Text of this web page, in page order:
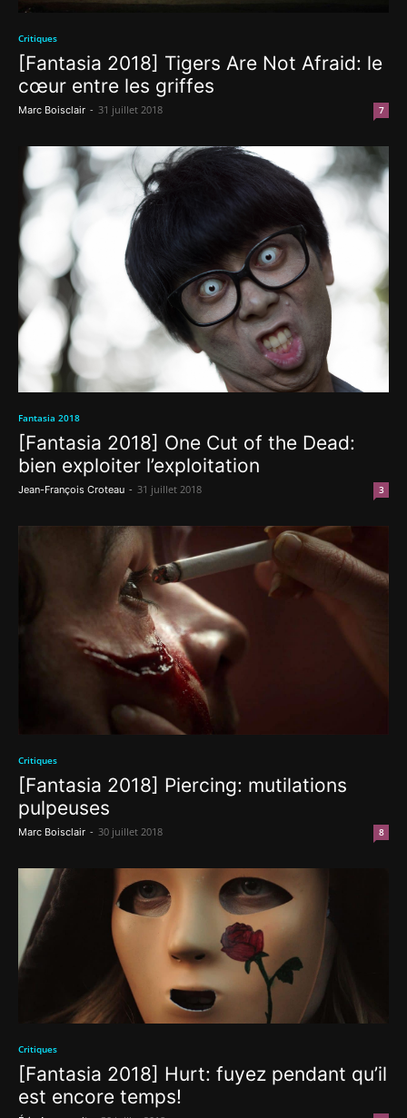
Critiques
[Fantasia 2018] Tigers Are Not Afraid: le
cœur entre les griffes
Marc Boisclair - 31 juillet 2018 7
Fantasia 2018
[Fantasia 2018] One Cut of the Dead:
bien exploiter l’exploitation
Jean-François Croteau - 31 juillet 2018 3
Critiques
[Fantasia 2018] Piercing: mutilations
pulpeuses
Marc Boisclair - 30 juillet 2018 8
Critiques
[Fantasia 2018] Hurt: fuyez pendant qu’il
est encore temps!